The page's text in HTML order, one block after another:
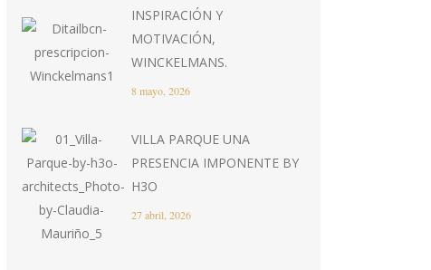
INSPIRACIÓN Y
MOTIVACIÓN,
WINCKELMANS.
8 mayo, 2026
VILLA PARQUE UNA
PRESENCIA IMPONENTE BY
H3O
27 abril, 2026